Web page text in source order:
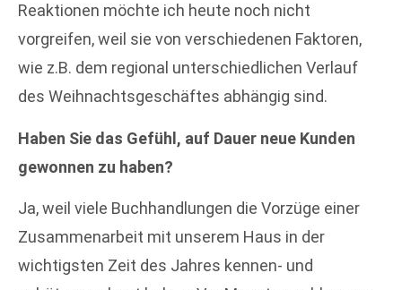
Reaktionen möchte ich heute noch nicht
vorgreifen, weil sie von verschiedenen Faktoren,
wie z.B. dem regional unterschiedlichen Verlauf
des Weihnachtsgeschäftes abhängig sind.
Haben Sie das Gefühl, auf Dauer neue Kunden
gewonnen zu haben?
Ja, weil viele Buchhandlungen die Vorzüge einer
Zusammenarbeit mit unserem Haus in der
wichtigsten Zeit des Jahres kennen- und